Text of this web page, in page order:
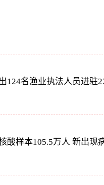
124名渔业执法人员进驻
酸样本105.5万人 新出现